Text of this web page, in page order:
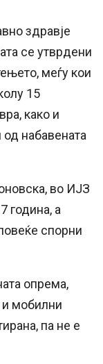
здравје
се утврдени
меѓу кои
15
како и
набавената
во ИЈЗ
година, а
спорни
опрема,
и мобилни
па не е